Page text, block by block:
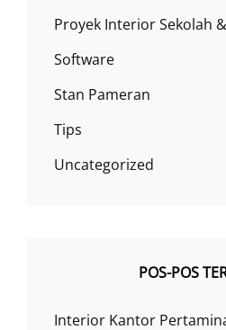
Proyek Interior Sekolah
Software
Stan Pameran
Tips
Uncategorized
POS-POS
Interior Kantor